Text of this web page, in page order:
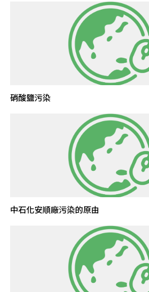
硝酸鹽污染
中石化安順廠污染的原由